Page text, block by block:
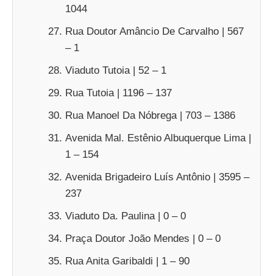
1044
Rua Doutor Amâncio De Carvalho | 567
– 1
Viaduto Tutoia | 52 – 1
Rua Tutoia | 1196 – 137
Rua Manoel Da Nóbrega | 703 – 1386
Avenida Mal. Estênio Albuquerque Lima |
1 – 154
Avenida Brigadeiro Luís Antônio | 3595 –
237
Viaduto Da. Paulina | 0 – 0
Praça Doutor João Mendes | 0 – 0
Rua Anita Garibaldi | 1 – 90